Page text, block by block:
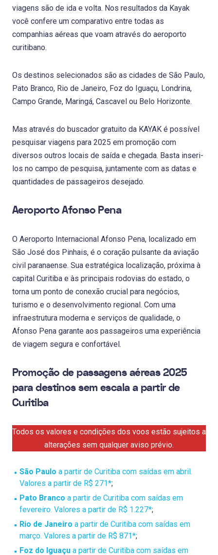
viagens são de ida e volta. Nos resultados da Kayak
você confere um comparativo entre todas as
companhias aéreas que voam através do aeroporto
curitibano.
Os destinos selecionados são as cidades de São Paulo,
Pato Branco, Rio de Janeiro, Foz do Iguaçu, Londrina,
Campo Grande, Maringá, Cascavel ou Belo Horizonte.
Mas através do buscador gratuito da KAYAK é possível
pesquisar viagens para 2025 em promoção com
diversos outros locais de saída e chegada. Basta inseri-
los no campo de pesquisa, juntamente com as datas e
quantidades de passageiros desejado.
Aeroporto Afonso Pena
O Aeroporto Internacional Afonso Pena, localizado em
São José dos Pinhais, é o coração pulsante da aviação
civil paranaense. Sua estratégica localização, próxima à
capital Curitiba e às principais rodovias do estado, o
torna um ponto de conexão crucial para negócios,
turismo e o desenvolvimento regional. Com uma
infraestrutura moderna e serviços de qualidade, o
Afonso Pena garante aos passageiros uma experiência
de viagem segura e confortável.
Promoção de passagens aéreas 2025
para destinos sem escala a partir de
Curitiba
Todos os valores e condições dos voos estão sujeitos a
alterações sem qualquer aviso prévio.
São Paulo a partir de Curitiba com saídas em abril.
Valores a partir de R$ 271*;
Pato Branco a partir de Curitiba com saídas em
fevereiro. Valores a partir de R$ 1.227*;
Rio de Janeiro a partir de Curitiba com saídas em
março. Valores a partir de R$ 871*;
Foz do Iguaçu a partir de Curitiba com saídas em